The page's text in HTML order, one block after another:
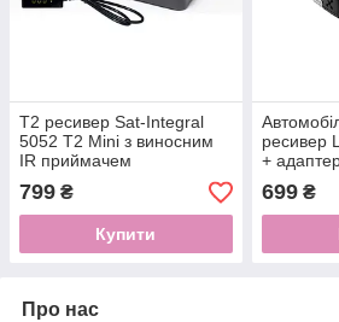
Т2 ресивер Sat-Integral
5052 T2 Mini з виносним
IR приймачем
799 ₴
Купити
ресивер
+
699₴
Про нас